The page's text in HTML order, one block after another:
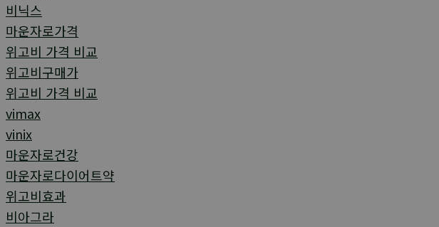
비닉스
마운자로가격
위고비 가격 비교
위고비구매가
위고비 가격 비교
vimax
vinix
마운자로건강
마운자로다이어트약
위고비효과
비아그라